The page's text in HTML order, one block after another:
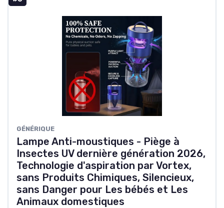
GÉNÉRIQUE
Lampe Anti-moustiques - Piège à
Insectes UV dernière génération 2026,
Technologie d'aspiration par Vortex,
sans Produits Chimiques, Silencieux,
sans Danger pour Les bébés et Les
Animaux domestiques